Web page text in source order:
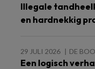
Illegale
en hardnekkig
29 JULI 2026 DE
Een logisch